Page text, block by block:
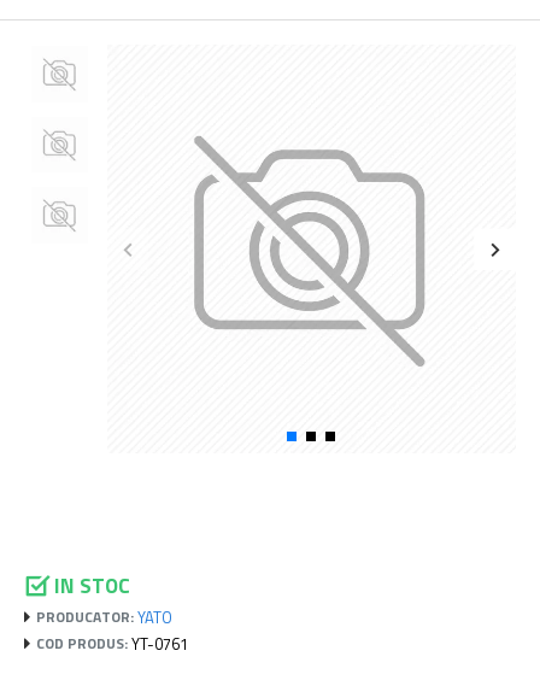
IN STOC
PRODUCATOR:YATO
COD PRODUS:YT-0761